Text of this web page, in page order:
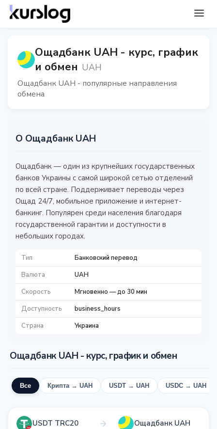
Ощадбанк UAH - курс, график
и обмен UAH
Ощадбанк UAH - популярные направления
обмена
О Ощадбанк UAH
Ощадбанк — один из крупнейших государственных
банков Украины с самой широкой сетью отделений
по всей стране. Поддерживает переводы через
Ощад 24/7, мобильное приложение и интернет-
банкинг. Популярен среди населения благодаря
государственной гарантии и доступности в
небольших городах.
Тип
Банковский перевод
Валюта
UAH
Скорость
Мгновенно — до 30 мин
Доступность
business_hours
Страна
Украина
Ощадбанк UAH - курс, график и обмен
Все Крипта → UAH USDT → UAH USDC → UAH
USDT TRC20 Ощадбанк UAH